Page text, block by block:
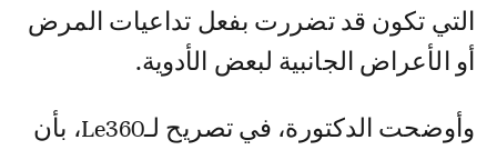
التي تكون قد تضررت بفعل تداعيات المرض
أو الأعراض الجانبية لبعض الأدوية.
وأوضحت الدكتورة، في تصريح لـLe360، بأن